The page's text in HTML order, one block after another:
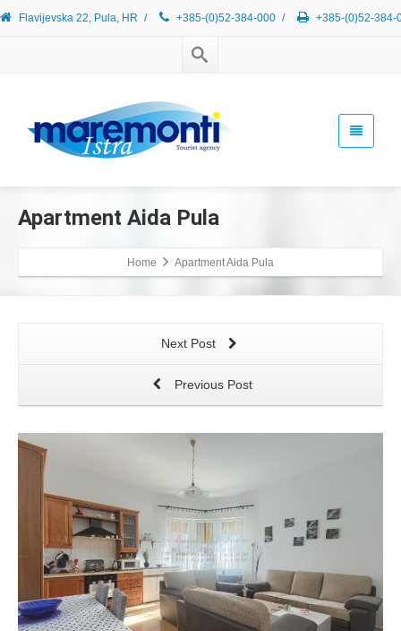
Flavijevska 22, Pula, HR / +385-(0)52-384-000 / +385-(0)52-
Apartment Aida Pula
Home Apartment Aida Pula
Next Post
Previous Post